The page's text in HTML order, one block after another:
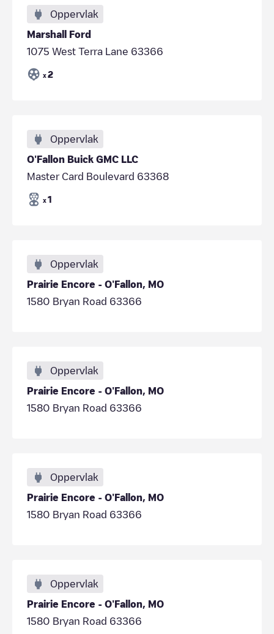
Oppervlak
Marshall Ford
1075 West Terra Lane 63366
x 2
Oppervlak
O'Fallon Buick GMC LLC
Master Card Boulevard 63368
x 1
Oppervlak
Prairie Encore - O'Fallon, MO
1580 Bryan Road 63366
Oppervlak
Prairie Encore - O'Fallon, MO
1580 Bryan Road 63366
Oppervlak
Prairie Encore - O'Fallon, MO
1580 Bryan Road 63366
Oppervlak
Prairie Encore - O'Fallon, MO
1580 Bryan Road 63366